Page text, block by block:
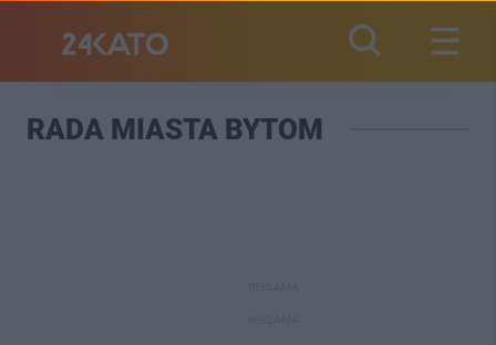
RADA MIASTA BYTOM